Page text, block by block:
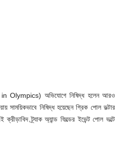
in Olympics) অভিযোগে নিষিদ্ধ হলেন আরও
সাময়িকভাবে নিষিদ্ধ হয়েছেন গ্রিক পোল ভল্টার
ট্র্যাক অ্যান্ড ফিল্ডের ইভেন্ট পোল ভল্টে